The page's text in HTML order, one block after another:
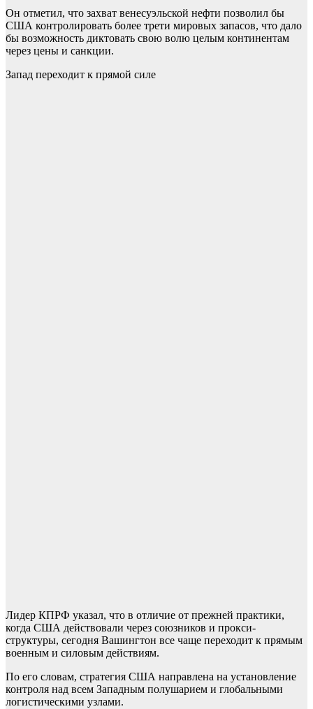
Он отметил, что захват венесуэльской нефти позволил бы
США контролировать более трети мировых запасов, что дало
бы возможность диктовать свою волю целым континентам
через цены и санкции.
Запад переходит к прямой силе
Лидер КПРФ указал, что в отличие от прежней практики,
когда США действовали через союзников и прокси-
структуры, сегодня Вашингтон все чаще переходит к прямым
военным и силовым действиям.
По его словам, стратегия США направлена на установление
контроля над всем Западным полушарием и глобальными
логистическими узлами.